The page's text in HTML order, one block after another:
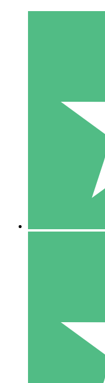
Zahlen Sie nach